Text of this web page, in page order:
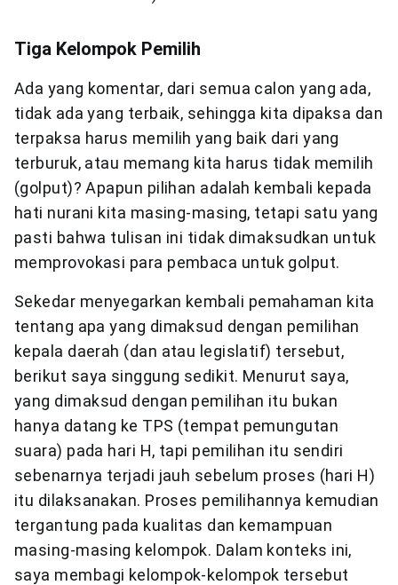
Tiga Kelompok Pemilih
Ada yang komentar, dari semua calon yang ada,
tidak ada yang terbaik, sehingga kita dipaksa dan
terpaksa harus memilih yang baik dari yang
terburuk, atau memang kita harus tidak memilih
(golput)? Apapun pilihan adalah kembali kepada
hati nurani kita masing-masing, tetapi satu yang
pasti bahwa tulisan ini tidak dimaksudkan untuk
memprovokasi para pembaca untuk golput.
Sekedar menyegarkan kembali pemahaman kita
tentang apa yang dimaksud dengan pemilihan
kepala daerah (dan atau legislatif) tersebut,
berikut saya singgung sedikit. Menurut saya,
yang dimaksud dengan pemilihan itu bukan
hanya datang ke TPS (tempat pemungutan
suara) pada hari H, tapi pemilihan itu sendiri
sebenarnya terjadi jauh sebelum proses (hari H)
itu dilaksanakan. Proses pemilihannya kemudian
tergantung pada kualitas dan kemampuan
masing-masing kelompok. Dalam konteks ini,
saya membagi kelompok-kelompok tersebut